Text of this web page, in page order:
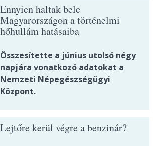
Ennyien haltak bele
Magyarországon a történelmi
hőhullám hatásaiba
Összesítette a június utolsó négy
napjára vonatkozó adatokat a
Nemzeti Népegészségügyi
Központ.
Lejtőre kerül végre a benzinár?